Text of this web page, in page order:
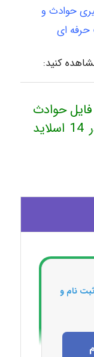
حوادث و
ای
کنید:
حوادث
ناشی از کار دکتر غلام نیا در 14 اسلاید
نام و